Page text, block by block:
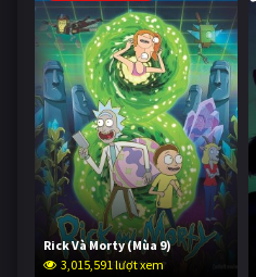
Rick Và Morty (Mùa 9)
3,015,591 lượt xem